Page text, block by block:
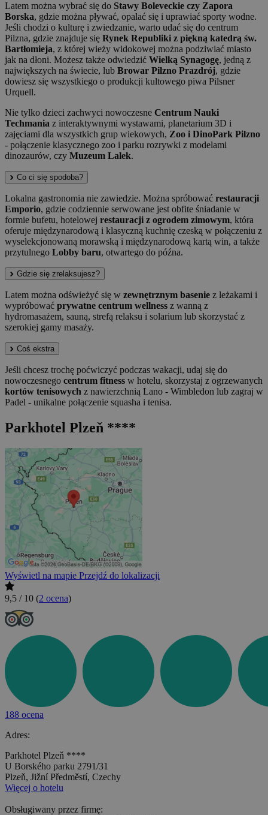
Latem można wybrać się do Stawy Boleveckie czy Zapora
Borska, gdzie można pływać, opalać się i uprawiać sporty wodne.
Jeśli chodzi o kulturę i zwiedzanie, warto udać się do centrum
Pilzna, gdzie znajduje się Rynek Republiki z piękną katedrą św.
Bartłomieja, z której wieży widokowej można podziwiać miasto
jak na dłoni. Możesz także odwiedzić Wielką Synagogę, jedną z
największych na świecie, lub Browar Pilzno Prazdrój, gdzie
dowiesz się wszystkiego o produkcji kultowego piwa Pilsner
Urquell.
Nie tylko dzieci zachwyci nowoczesne Centrum Nauki
Techmania z interaktywnymi wystawami, planetarium 3D i
zajęciami dla wszystkich grup wiekowych, Zoo i DinoPark Pilzno
- połączenie klasycznego zoo i parku rozrywki z modelami
dinozaurów, czy Muzeum Lalek.
Co ci się spodoba?
Lokalna gastronomia nie zawiedzie. Można spróbować restauracji
Emporio, gdzie codziennie serwowane jest obfite śniadanie w
formie bufetu, hotelowej restauracji z ogrodem zimowym, która
oferuje międzynarodową i klasyczną kuchnię czeską w połączeniu z
wyselekcjonowaną morawską i międzynarodową kartą win, a także
przytulnego Lobby baru, otwartego do późna.
Gdzie się zrelaksujesz?
Latem można odświeżyć się w zewnętrznym basenie z leżakami i
wypróbować prywatne centrum wellness z wanną z
hydromasażem, sauną, strefą relaksu i solarium lub skorzystać z
szerokiej gamy masaży.
Coś ekstra
Jeśli chcesz trochę poćwiczyć podczas wakacji, udaj się do
nowoczesnego centrum fitness w hotelu, skorzystaj z ogrzewanych
kortów tenisowych z nawierzchnią Lano - Wimbledon lub zagraj w
Padel - unikalne połączenie squasha i tenisa.
Parkhotel Plzeň ****
Wyświetl na mapie Przejdź do lokalizacji
9,5 / 10 (2 ocena)
188 ocena
Adres:
Parkhotel Plzeň ****
U Borského parku 2791/31
Plzeň, Jižní Předměstí, Czechy
Więcej o hotelu
Obsługiwany przez firmę: